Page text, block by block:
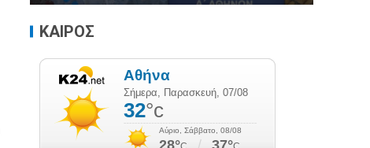
ΚΑΙΡΟΣ